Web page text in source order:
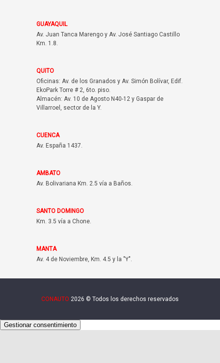
GUAYAQUIL
Av. Juan Tanca Marengo y Av. José Santiago Castillo
Km. 1.8.
QUITO
Oficinas: Av. de los Granados y Av. Simón Bolívar, Edif.
EkoPark Torre # 2, 6to. piso.
Almacén: Av. 10 de Agosto N40-12 y Gaspar de
Villarroel, sector de la Y.
CUENCA
Av. España 1437.
AMBATO
Av. Bolivariana Km. 2.5 vía a Baños.
SANTO DOMINGO
Km. 3.5 vía a Chone.
MANTA
Av. 4 de Noviembre, Km. 4.5 y la "Y".
CONAUTO 2026 © Todos los derechos reservados
Gestionar consentimiento